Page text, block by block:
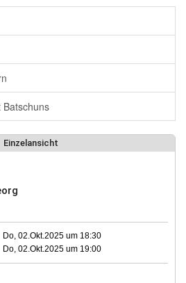
Einzelansicht
Do, 02.Okt.2025 um 18:30
Do, 02.Okt.2025 um 19:00